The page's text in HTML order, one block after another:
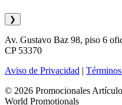
❯
Av. Gustavo Baz 98, piso 6
CP 53370
Aviso de Privacidad |
© 2026 Promocionales
World Promotionals